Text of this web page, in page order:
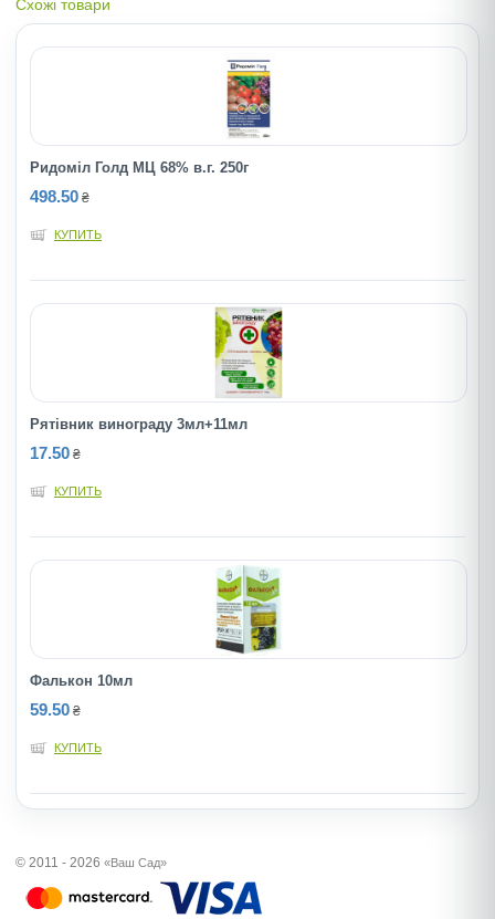
Схожі товари
Ридомiл Голд МЦ 68% в.г. 250г
498.50 ₴
КУПИТЬ
Рятiвник винограду 3мл+11мл
17.50 ₴
КУПИТЬ
Фалькон 10мл
59.50 ₴
КУПИТЬ
© 2011 - 2026 «Ваш Сад»